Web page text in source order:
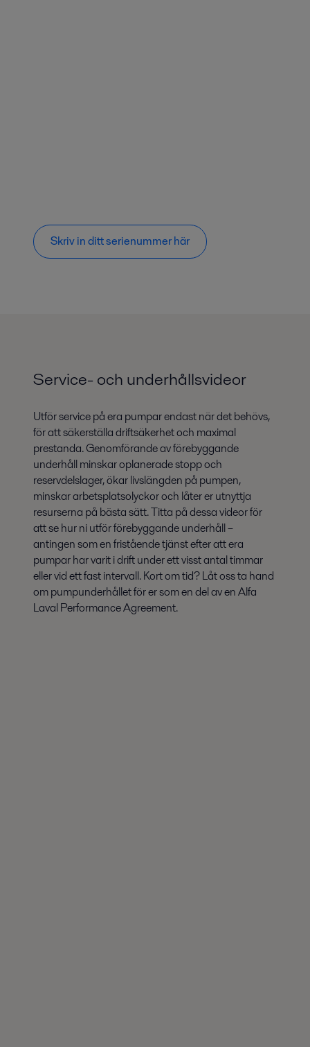
Skriv in ditt serienummer här
Service- och underhållsvideor
Utför service på era pumpar endast när det behövs,
för att säkerställa driftsäkerhet och maximal
prestanda. Genomförande av förebyggande
underhåll minskar oplanerade stopp och
reservdelslager, ökar livslängden på pumpen,
minskar arbetsplatsolyckor och låter er utnyttja
resurserna på bästa sätt. Titta på dessa videor för
att se hur ni utför förebyggande underhåll –
antingen som en fristående tjänst efter att era
pumpar har varit i drift under ett visst antal timmar
eller vid ett fast intervall. Kort om tid? Låt oss ta hand
om pumpunderhållet för er som en del av en Alfa
Laval Performance Agreement.